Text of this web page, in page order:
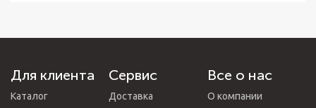
Для клиента
Каталог
Сервис
Доставка
Все о нас
О компании